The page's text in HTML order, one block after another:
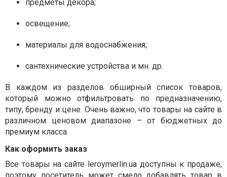
предметы декора;
освещение;
материалы для водоснабжения;
сантехнические устройства и мн. др.
В каждом из разделов обширный список товаров,
который можно отфильтровать по предназначению,
типу, бренду и цене. Очень важно, что товары на сайте в
различном ценовом диапазоне – от бюджетных до
премиум класса.
Как оформить заказ
Все товары на сайте leroymerlin.ua доступны к продаже,
поэтому посетитель может смело добавлять товар в